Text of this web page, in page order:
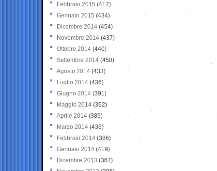
Febbraio 2015 (417)
Gennaio 2015 (434)
Dicembre 2014 (454)
Novembre 2014 (437)
Ottobre 2014 (440)
Settembre 2014 (450)
Agosto 2014 (433)
Luglio 2014 (436)
Giugno 2014 (391)
Maggio 2014 (392)
Aprile 2014 (389)
Marzo 2014 (436)
Febbraio 2014 (386)
Gennaio 2014 (419)
Dicembre 2013 (367)